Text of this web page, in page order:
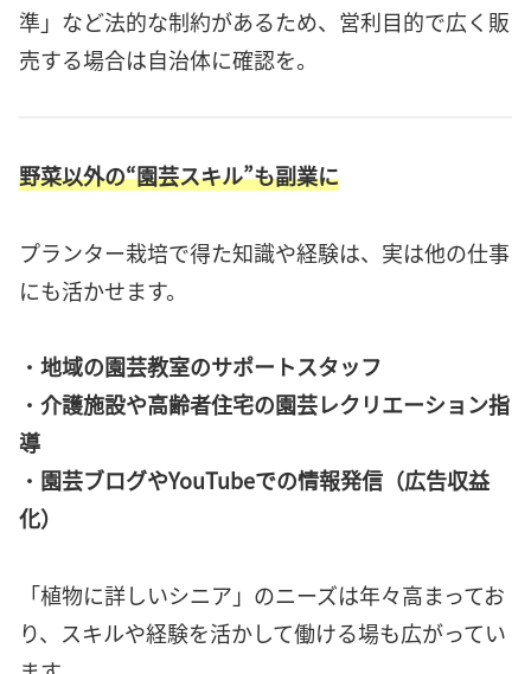
準」など法的な制約があるため、営利目的で広く販
売する場合は自治体に確認を。
野菜以外の“園芸スキル”も副業に
プランター栽培で得た知識や経験は、実は他の仕事
にも活かせます。
・ 地域の園芸教室のサポートスタッフ
・ 介護施設や高齢者住宅の園芸レクリエーション指
導
・ 園芸ブログやYouTubeでの情報発信（広告収益
化）
「植物に詳しいシニア」のニーズは年々高まってお
り、スキルや経験を活かして働ける場も広がってい